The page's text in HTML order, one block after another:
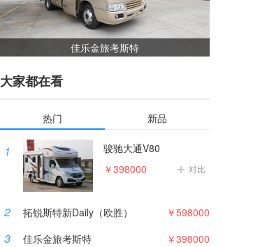
佳乐金旅考斯特
大家都在看
热门 新品
1 骏驰大通V80
对比
￥398000
2 拓锐斯特新Daily（欧胜） ￥598000
3 佳乐金旅考斯特 ￥398000